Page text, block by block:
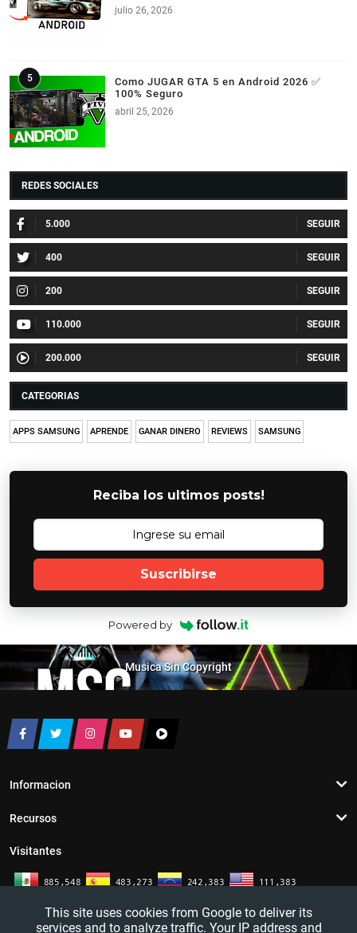
julio 26, 2026
Como JUGAR GTA 5 en Android 2026 ✅
100% Seguro
abril 25, 2026
REDES SOCIALES
5.000
400
200
110.000
200.000
CATEGORIAS
APPS SAMSUNG APRENDE GANAR DINERO REVIEWS SAMSUNG
Reciba los ultimos posts!
Suscribirse
Powered by
Musica Sin Copyright
Informacion
Recursos
Visitantes
This site uses cookies from Google to deliver its
services and to analyze traffic. Your IP address and